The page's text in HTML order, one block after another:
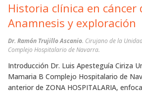
Historia clínica en cáncer
Anamnesis y exploración
Dr. Ramón Trujillo Ascanio. Cirujano de la
Complejo Hospitalario de Navarra.
Introducción Dr. Luis Apesteguía Ciriza
Mamaria B Complejo Hospitalario de
anterior de ZONA HOSPITALARIA,